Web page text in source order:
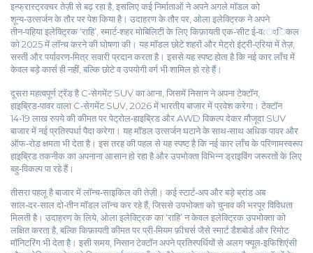
इन्फ्रास्ट्रक्चर तेज़ी से बढ़ रहा है, इसलिए कई निर्माताओं ने अपने अगले मॉडल को
शून्य‑उत्सर्जन के तौर पर पेश किया है। उदाहरण के तौर पर, ओला इलेक्ट्रिक ने अपने
तीन‑पहिया इलेक्ट्रिक ‘राहि’ स्मार्ट‑शहर मोबिलिटी के लिए किफ़ायती एक‑सीट ई‑वেহिकल
को 2025 में लॉन्च करने की घोषणा की। यह मॉडल छोटे शहरों और मेट्रो इंट्री‑एरिया में तेज़,
सस्ती और पर्यावरण‑मित्र सवारी प्रदान करता है। इससे यह स्पष्ट होता है कि नई कार लाँच में
केवल बड़े कार्स ही नहीं, बल्कि छोटे व उपयोगी वर्ग भी शामिल हो रहे हैं।
दूसरा महत्वपूर्ण ट्रेंड है C‑सेगमेंट SUV का आना, जिसमें निसान ने अपनाटेक्टॉन,
हाइब्रिड‑पावर वाला C‑सेगमेंट SUV, 2026 में भारतीय बाजार में प्रवेश करेगा । टेक्टॉन
14‑19 लाख रुपये की कीमत पर पेट्रोल‑हाइब्रिड और AWD विकल्प देकर मौजूदा SUV
बाजार में नई प्रतिस्पर्धा पैदा करेगा। यह मॉडल उत्सर्जन घटाने के साथ‑साथ अधिक पावर और
ऑफ‑रोड क्षमता भी देता है। इस तरह की पहल से यह स्पष्ट है कि नई कार लाँच के परिणामस्वरूप
हाइब्रिड तकनीक का अपनाना आसान हो रहा है और उपभोक्ता विभिन्न ड्राइविंग जरूरतों के लिए
बहु‑विकल्प पा रहे हैं।
तीसरा पहलू है बाजार में लॉन्च‑साइकिल की तेज़ी। कई स्टार्ट‑अप और बड़े ब्रांड अब
साल‑दर‑साल दो‑तीन मॉडल लॉन्च कर रहे हैं, जिससे उपभोक्ता को चुनाव की भरपूर विविधता
मिलती है। उदाहरण के लिये, ओला इलेक्ट्रिक का ‘राहि’ न केवल इलेक्ट्रिक उपभोक्ता को
लक्षित करता है, बल्कि किफ़ायती कीमत पर प्री‑मियम फ़ीचर्स जैसे स्मार्ट डैशबोर्ड और रिमोट
मॉनिटरिंग भी देता है। इसी समय, निसान टेक्टॉन अपने प्रतिस्पर्धियों से अलग फ्यूल‑इफिशिएंसी